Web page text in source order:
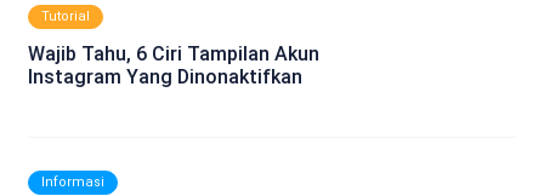
Tutorial
Wajib Tahu, 6 Ciri Tampilan Akun
Instagram Yang Dinonaktifkan
Informasi